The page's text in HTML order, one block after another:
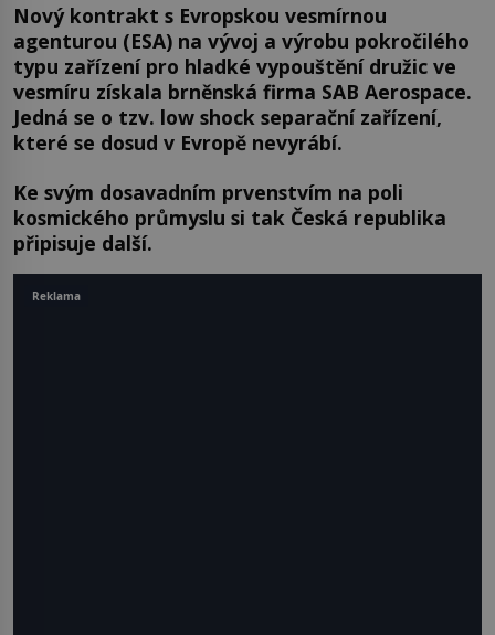
Nový kontrakt s Evropskou vesmírnou
agenturou (ESA) na vývoj a výrobu pokročilého
typu zařízení pro hladké vypouštění družic ve
vesmíru získala brněnská firma SAB Aerospace.
Jedná se o tzv. low shock separační zařízení,
které se dosud v Evropě nevyrábí.
Ke svým dosavadním prvenstvím na poli
kosmického průmyslu si tak Česká republika
připisuje další.
Reklama